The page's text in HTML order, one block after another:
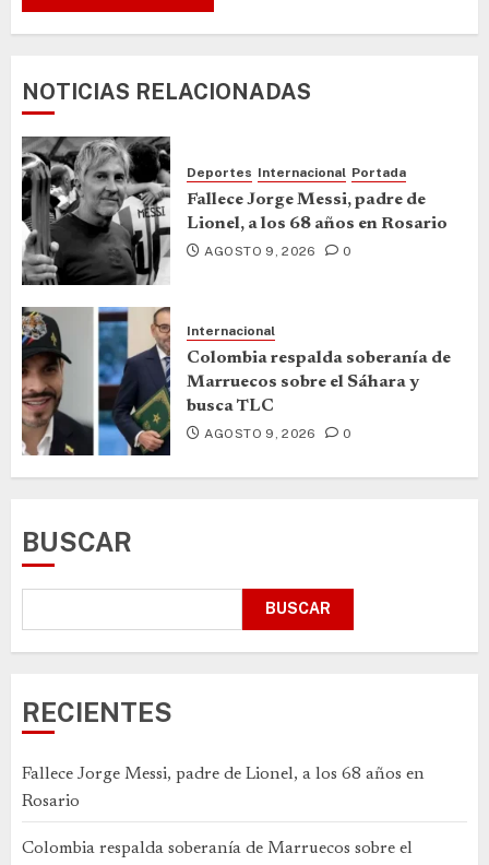
NOTICIAS RELACIONADAS
Deportes Internacional Portada
Fallece Jorge Messi, padre de
Lionel, a los 68 años en Rosario
AGOSTO 9, 2026 0
Internacional
Colombia respalda soberanía de
Marruecos sobre el Sáhara y
busca TLC
AGOSTO 9, 2026 0
BUSCAR
BUSCAR
RECIENTES
Fallece Jorge Messi, padre de Lionel, a los 68 años en
Rosario
Colombia respalda soberanía de Marruecos sobre el